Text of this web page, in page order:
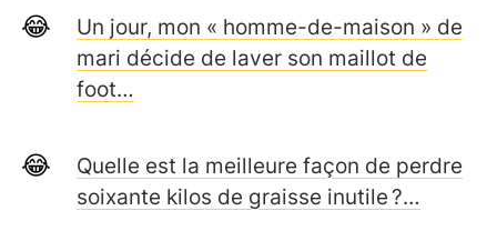
Un jour, mon « homme-de-maison » de
mari décide de laver son maillot de
foot…
Quelle est la meilleure façon de perdre
soixante kilos de graisse inutile ?…